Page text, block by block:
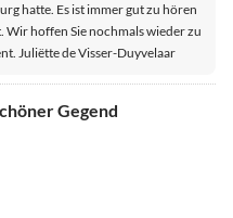
hatte. Es ist immer gut zu hören
Wir hoffen Sie nochmals wieder zu
Juliëtte de Visser-Duyvelaar
Gegend